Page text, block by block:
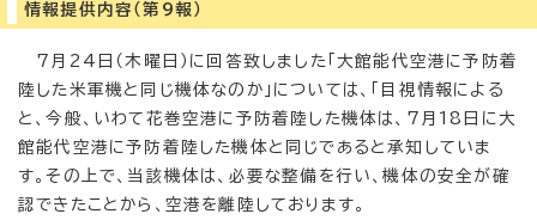
情報提供内容（第9報）
7月24日（木曜日）に回答致しました「大館能代空港に予防着
陸した米軍機と同じ機体なのか」については、「目視情報による
と、今般、いわて花巻空港に予防着陸した機体は、7月18日に大
館能代空港に予防着陸した機体と同じであると承知していま
す。その上で、当該機体は、必要な整備を行い、機体の安全が確
認できたことから、空港を離陸しております。